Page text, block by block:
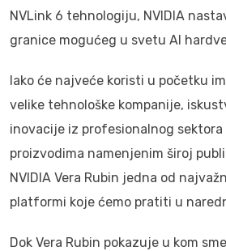
NVLink 6 tehnologiju, NVIDIA
granice mogućeg u svetu AI
Iako će najveće koristi u početku
velike tehnološke kompanije,
inovacije iz profesionalnog sektora
proizvodima namenjenim široj
NVIDIA Vera Rubin jedna od
platformi koje ćemo pratiti u
Dok Vera Rubin pokazuje u kom